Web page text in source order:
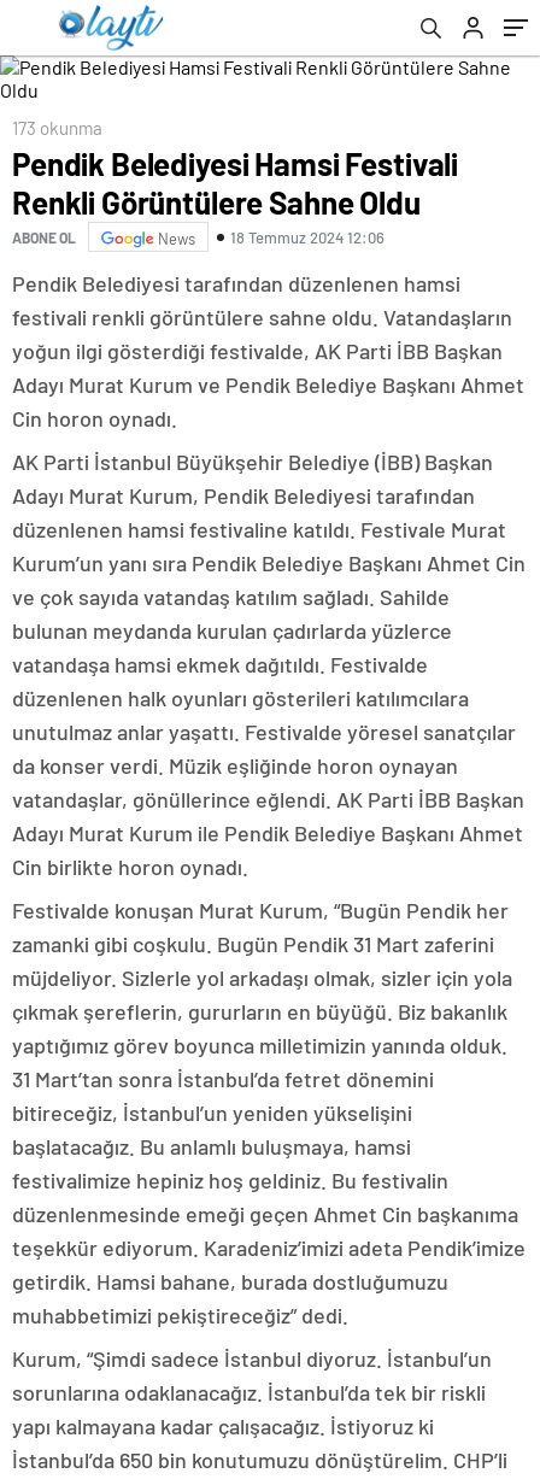
173 okunma
Pendik Belediyesi Hamsi Festivali
Renkli Görüntülere Sahne Oldu
ABONE OL News 18 Temmuz 2024 12:06
Pendik Belediyesi tarafından düzenlenen hamsi
festivali renkli görüntülere sahne oldu. Vatandaşların
yoğun ilgi gösterdiği festivalde, AK Parti İBB Başkan
Adayı Murat Kurum ve Pendik Belediye Başkanı Ahmet
Cin horon oynadı.
AK Parti İstanbul Büyükşehir Belediye (İBB) Başkan
Adayı Murat Kurum, Pendik Belediyesi tarafından
düzenlenen hamsi festivaline katıldı. Festivale Murat
Kurum’un yanı sıra Pendik Belediye Başkanı Ahmet Cin
ve çok sayıda vatandaş katılım sağladı. Sahilde
bulunan meydanda kurulan çadırlarda yüzlerce
vatandaşa hamsi ekmek dağıtıldı. Festivalde
düzenlenen halk oyunları gösterileri katılımcılara
unutulmaz anlar yaşattı. Festivalde yöresel sanatçılar
da konser verdi. Müzik eşliğinde horon oynayan
vatandaşlar, gönüllerince eğlendi. AK Parti İBB Başkan
Adayı Murat Kurum ile Pendik Belediye Başkanı Ahmet
Cin birlikte horon oynadı.
Festivalde konuşan Murat Kurum, “Bugün Pendik her
zamanki gibi coşkulu. Bugün Pendik 31 Mart zaferini
müjdeliyor. Sizlerle yol arkadaşı olmak, sizler için yola
çıkmak şereflerin, gururların en büyüğü. Biz bakanlık
yaptığımız görev boyunca milletimizin yanında olduk.
31 Mart’tan sonra İstanbul’da fetret dönemini
bitireceğiz, İstanbul’un yeniden yükselişini
başlatacağız. Bu anlamlı buluşmaya, hamsi
festivalimize hepiniz hoş geldiniz. Bu festivalin
düzenlenmesinde emeği geçen Ahmet Cin başkanıma
teşekkür ediyorum. Karadeniz’imizi adeta Pendik’imize
getirdik. Hamsi bahane, burada dostluğumuzu
muhabbetimizi pekiştireceğiz” dedi.
Kurum, “Şimdi sadece İstanbul diyoruz. İstanbul’un
sorunlarına odaklanacağız. İstanbul’da tek bir riskli
yapı kalmayana kadar çalışacağız. İstiyoruz ki
İstanbul’da 650 bin konutumuzu dönüştürelim. CHP’li